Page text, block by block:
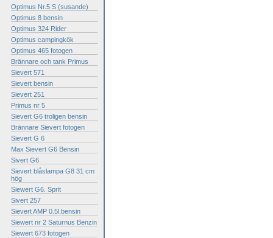
Optimus Nr.5 S (susande)
Optimus 8 bensin
Optimus 324 Rider
Optimus campingkök
Optimus 465 fotogen
Brännare och tank Primus
Sievert 571
Sievert bensin
Sievert 251
Primus nr 5
Sievert G6 troligen bensin
Brännare Sievert fotogen
Sievert G 6
Max Sievert G6 Bensin
Sivert G6
Sievert blåslampa G8 31 cm
hög
Siewert G6. Sprit
Sivert 257
Sievert AMP 0.5l.bensin
Siewert nr 2 Saturnus Benzin
Siewert 673 fotogen